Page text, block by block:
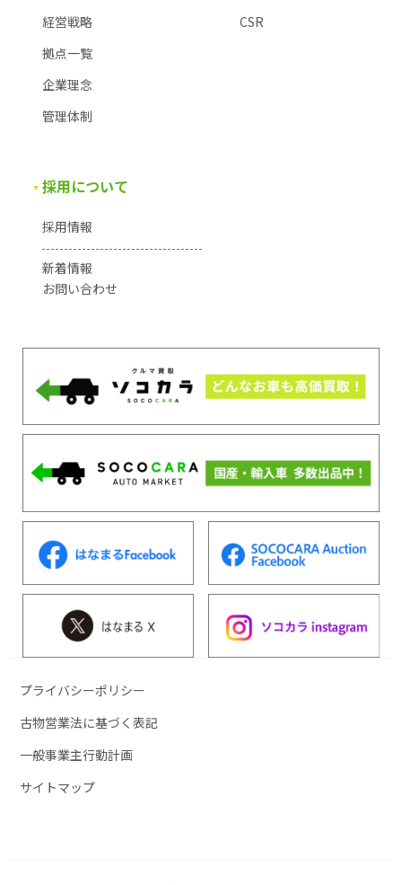
経営戦略
拠点一覧
企業理念
管理体制
CSR
採用について
採用情報
新着情報
お問い合わせ
プライバシーポリシー
古物営業法に基づく表記
一般事業主行動計画
サイトマップ